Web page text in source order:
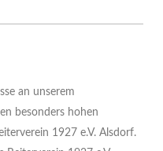
an unserem
besonders hohen
1927 e.V. Alsdorf.